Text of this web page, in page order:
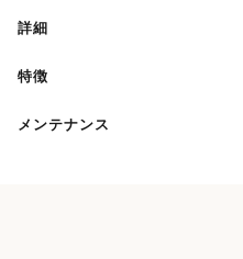
詳細
特徴
メンテナンス